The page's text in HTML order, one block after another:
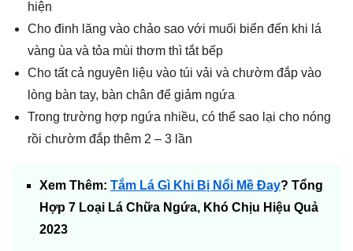
hiện
Cho đinh lăng vào chảo sao với muối biển đến khi lá
vàng ùa và tỏa mùi thơm thì tắt bếp
Cho tất cả nguyên liệu vào túi vải và chườm đắp vào
lòng bàn tay, bàn chân để giảm ngứa
Trong trường hợp ngứa nhiều, có thể sao lại cho nóng
rồi chườm đắp thêm 2 – 3 lần
Xem Thêm: Tắm Lá Gì Khi Bị Nổi Mề Đay? Tổng
Hợp 7 Loại Lá Chữa Ngứa, Khó Chịu Hiệu Quả
2023